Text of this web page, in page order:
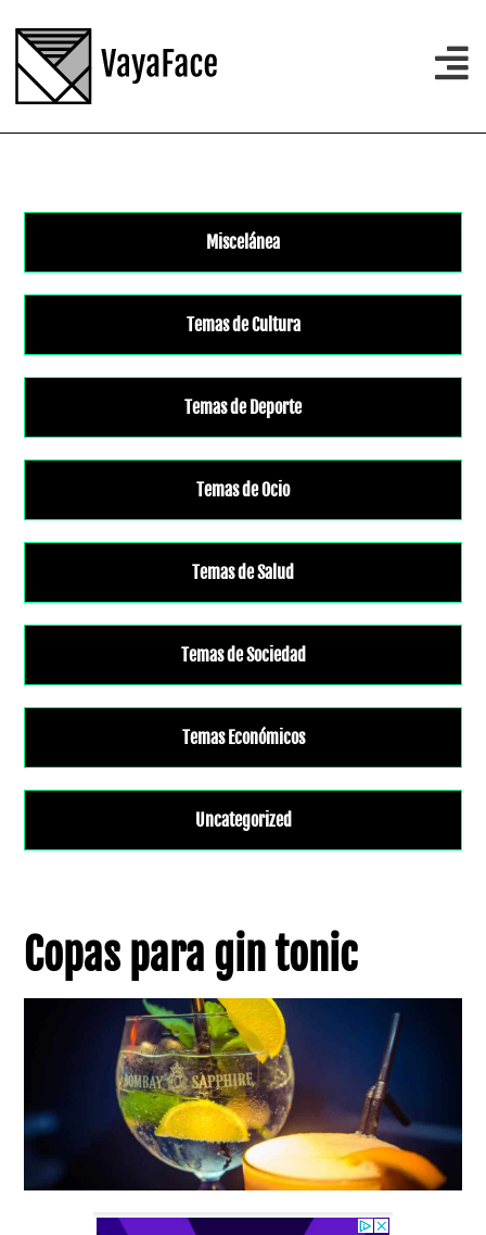
Miscelánea
Temas de Cultura
Temas de Deporte
Temas de Ocio
Temas de Salud
Temas de Sociedad
Temas Económicos
Uncategorized
Copas para gin tonic